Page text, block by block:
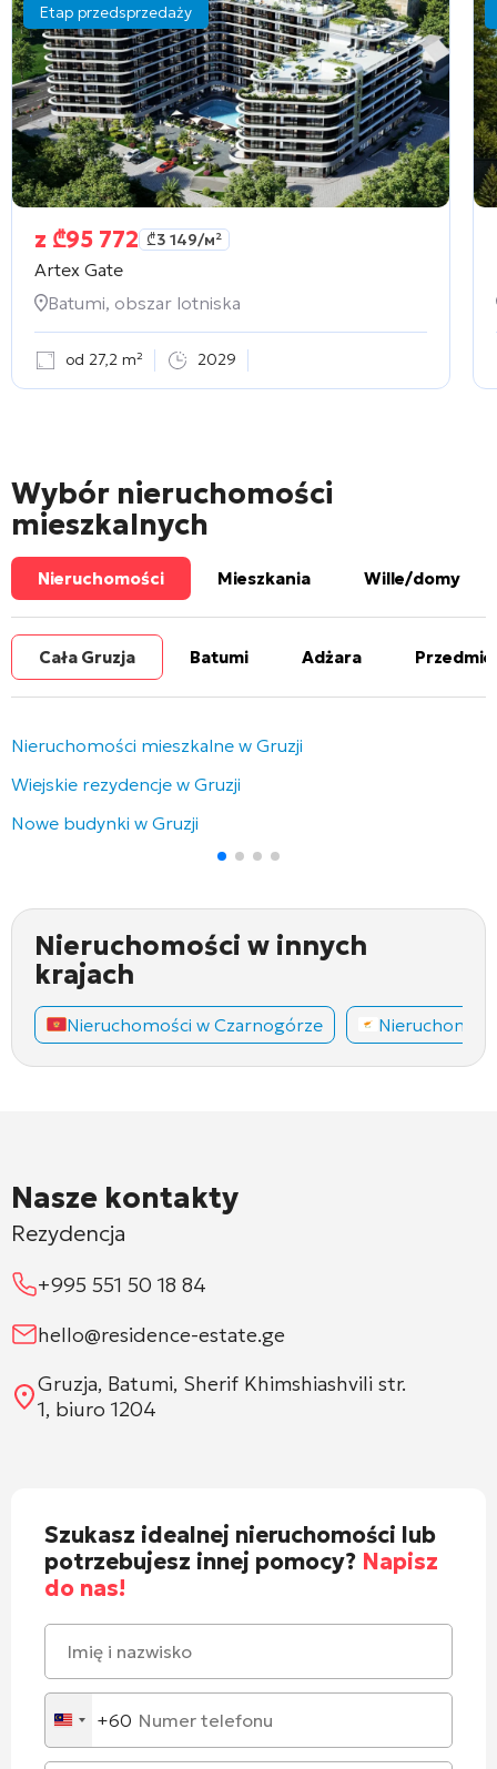
Etap przedsprzedaży
z ₾95 772 ₾3 149/м²
Artex Gate
Batumi, obszar lotniska
od 27,2 m² 2029
Wybór nieruchomości
mieszkalnych
Nieruchomości Mieszkania Wille/domy
Cała Gruzja Batumi Adżara
Nieruchomości mieszkalne w Gruzji
Wiejskie rezydencje w Gruzji
Nowe budynki w Gruzji
Nieruchomości w innych
krajach
Nieruchomości w Czarnogórze
Nasze kontakty
Rezydencja
+995 551 50 18 84
hello@residence-estate.ge
Gruzja, Batumi, Sherif Khimshiashvili str.
1, biuro 1204
Szukasz idealnej nieruchomości lub
potrzebujesz innej pomocy? Napisz
do nas!
Malaysia
+60
+60